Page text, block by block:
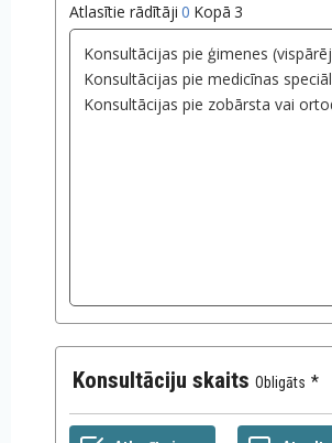
Atlasītie rādītāji 0 Kopā 3
Konsultāciju skaits Obligāts